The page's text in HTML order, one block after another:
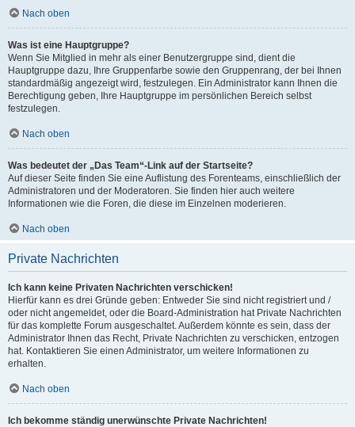
Nach oben
Was ist eine Hauptgruppe?
Wenn Sie Mitglied in mehr als einer Benutzergruppe sind, dient die
Hauptgruppe dazu, Ihre Gruppenfarbe sowie den Gruppenrang, der bei Ihnen
standardmäßig angezeigt wird, festzulegen. Ein Administrator kann Ihnen die
Berechtigung geben, Ihre Hauptgruppe im persönlichen Bereich selbst
festzulegen.
Nach oben
Was bedeutet der „Das Team“-Link auf der Startseite?
Auf dieser Seite finden Sie eine Auflistung des Forenteams, einschließlich der
Administratoren und der Moderatoren. Sie finden hier auch weitere
Informationen wie die Foren, die diese im Einzelnen moderieren.
Nach oben
Private Nachrichten
Ich kann keine Privaten Nachrichten verschicken!
Hierfür kann es drei Gründe geben: Entweder Sie sind nicht registriert und /
oder nicht angemeldet, oder die Board-Administration hat Private Nachrichten
für das komplette Forum ausgeschaltet. Außerdem könnte es sein, dass der
Administrator Ihnen das Recht, Private Nachrichten zu verschicken, entzogen
hat. Kontaktieren Sie einen Administrator, um weitere Informationen zu
erhalten.
Nach oben
Ich bekomme ständig unerwünschte Private Nachrichten!